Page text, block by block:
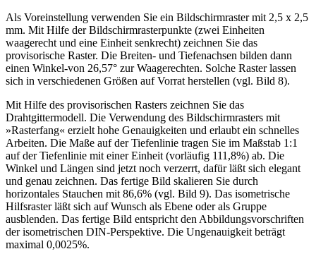
Als Voreinstellung verwenden Sie ein Bildschirmraster mit 2,5 x 2,5
mm. Mit Hilfe der Bildschirmrasterpunkte (zwei Einheiten
waagerecht und eine Einheit senkrecht) zeichnen Sie das
provisorische Raster. Die Breiten- und Tiefenachsen bilden dann
einen Winkel-von 26,57° zur Waagerechten. Solche Raster lassen
sich in verschiedenen Größen auf Vorrat herstellen (vgl. Bild 8).
Mit Hilfe des provisorischen Rasters zeichnen Sie das
Drahtgittermodell. Die Verwendung des Bildschirmrasters mit
»Rasterfang« erzielt hohe Genauigkeiten und erlaubt ein schnelles
Arbeiten. Die Maße auf der Tiefenlinie tragen Sie im Maßstab 1:1
auf der Tiefenlinie mit einer Einheit (vorläufig 111,8%) ab. Die
Winkel und Längen sind jetzt noch verzerrt, dafür läßt sich elegant
und genau zeichnen. Das fertige Bild skalieren Sie durch
horizontales Stauchen mit 86,6% (vgl. Bild 9). Das isometrische
Hilfsraster läßt sich auf Wunsch als Ebene oder als Gruppe
ausblenden. Das fertige Bild entspricht den Abbildungsvorschriften
der isometrischen DIN-Perspektive. Die Ungenauigkeit beträgt
maximal 0,0025%.